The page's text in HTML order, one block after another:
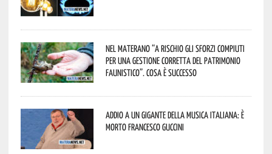
Nel materano “a rischio gli sforzi compiuti
per una gestione corretta del patrimonio
faunistico”. Cosa è successo
Addio a un gigante della musica italiana: è
morto Francesco Guccini